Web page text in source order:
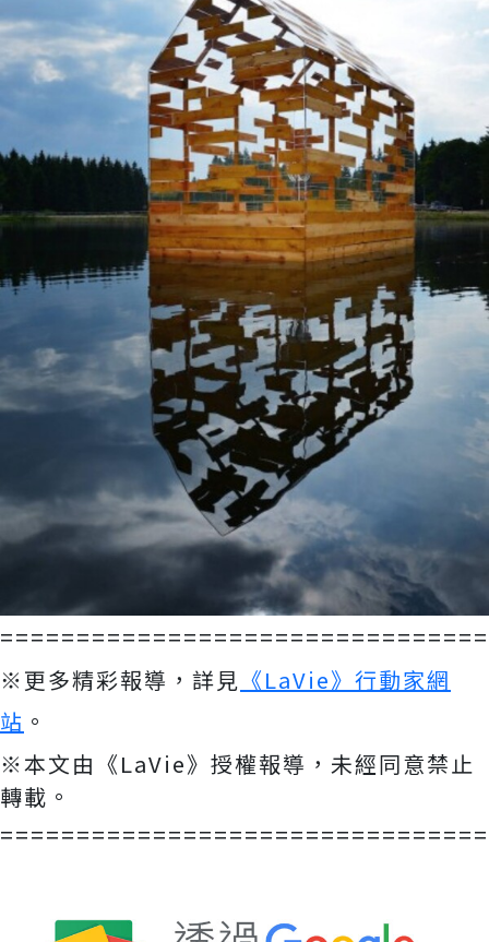
※更多精彩報導，詳見 《LaVie》行動家網
站 。
※本文由《LaVie》授權報導，未經同意禁止
轉載。